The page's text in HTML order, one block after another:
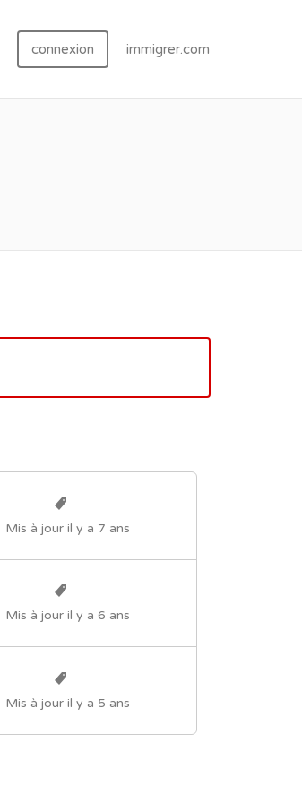
connexion immigrer.com
Mis à jour il y a 7 ans
Mis à jour il y a 6 ans
Mis à jour il y a 5 ans